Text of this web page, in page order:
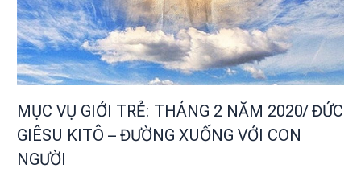
MỤC VỤ GIỚI TRẺ: THÁNG 2 NĂM 2020/ ĐỨC
GIÊSU KITÔ – ĐƯỜNG XUỐNG VỚI CON
NGƯỜI